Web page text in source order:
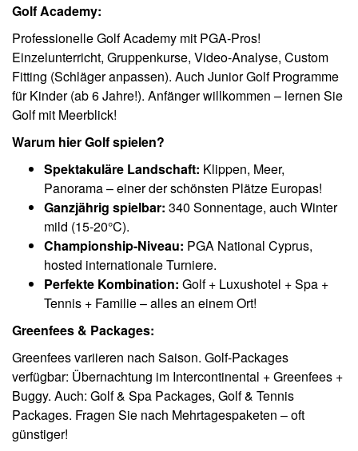
Golf Academy:
Professionelle Golf Academy mit PGA-Pros!
Einzelunterricht, Gruppenkurse, Video-Analyse, Custom
Fitting (Schläger anpassen). Auch Junior Golf Programme
für Kinder (ab 6 Jahre!). Anfänger willkommen – lernen Sie
Golf mit Meerblick!
Warum hier Golf spielen?
Spektakuläre Landschaft: Klippen, Meer,
Panorama – einer der schönsten Plätze Europas!
Ganzjährig spielbar: 340 Sonnentage, auch Winter
mild (15-20°C).
Championship-Niveau: PGA National Cyprus,
hosted internationale Turniere.
Perfekte Kombination: Golf + Luxushotel + Spa +
Tennis + Familie – alles an einem Ort!
Greenfees & Packages:
Greenfees variieren nach Saison. Golf-Packages
verfügbar: Übernachtung im Intercontinental + Greenfees +
Buggy. Auch: Golf & Spa Packages, Golf & Tennis
Packages. Fragen Sie nach Mehrtagespaketen – oft
günstiger!